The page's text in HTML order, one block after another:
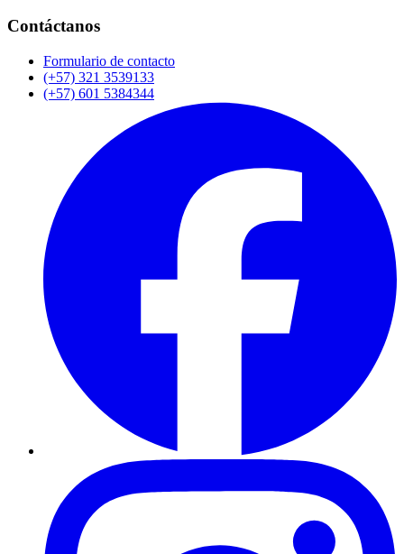
Contáctanos
Formulario de contacto
(+57) 321 3539133
(+57) 601 5384344